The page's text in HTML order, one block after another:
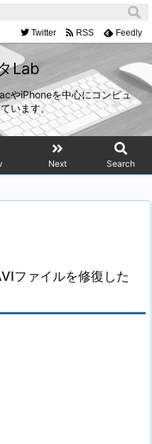
Lab
やiPhoneを中心にコンピュ
います。
Next Search
Twitter RSS Feedly
ファイルを修復した